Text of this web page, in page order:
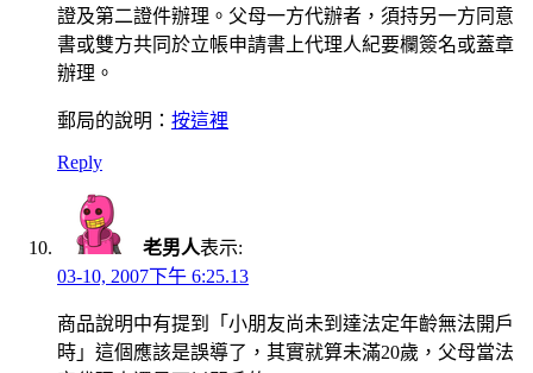
證及第二證件辦理。父母一方代辦者，須持另一方同意
書或雙方共同於立帳申請書上代理人紀要欄簽名或蓋章
辦理。
郵局的說明： 按這裡
Reply
老男人表示:
03-10, 2007下午 6:25.13
商品說明中有提到「小朋友尚未到達法定年齡無法開戶
時」這個應該是誤導了，其實就算未滿20歲，父母當法